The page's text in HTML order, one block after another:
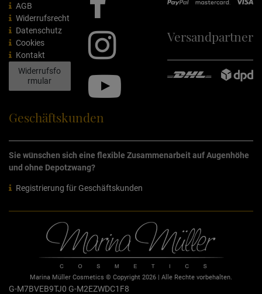
AGB
Widerrufsrecht
Datenschutz
Cookies
Kontakt
Widerrufsfo
rmular
Versandpartner
Geschäftskunden
Sie wünschen sich eine flexible Zusammenarbeit auf Augenhöhe
und ohne Depotzwang?
Registrierung für Geschäftskunden
Marina Müller Cosmetics © Copyright 2026 | Alle Rechte vorbehalten.
G-M7BVEB9TJ0 G-M2EZWDC1F8